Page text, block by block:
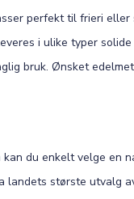
perfekt til frieri eller
i ulike typer
bruk. Ønsket
du enkelt velge en
landets største utvalg